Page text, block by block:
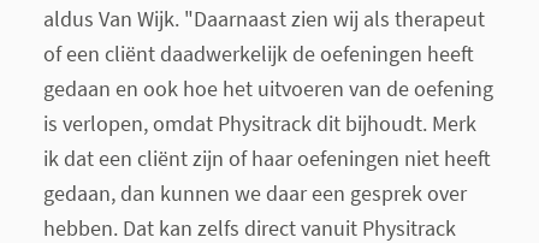
aldus Van Wijk. "Daarnaast zien wij als therapeut
of een cliënt daadwerkelijk de oefeningen heeft
gedaan en ook hoe het uitvoeren van de oefening
is verlopen, omdat Physitrack dit bijhoudt. Merk
ik dat een cliënt zijn of haar oefeningen niet heeft
gedaan, dan kunnen we daar een gesprek over
hebben. Dat kan zelfs direct vanuit Physitrack